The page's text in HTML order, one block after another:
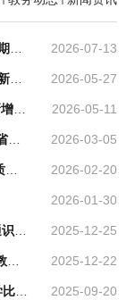
“江苏高校名师名课月月观摩”系列活动第四十一期在南京艺术学院成功举办 2026-07-13
再创佳绩｜我校陈静老师斩获省高校教师教学创新大赛特等奖并晋级国赛 2026-05-27
适应国家战略急需 探索未来产业赛道——南艺新增3个本科专业乐器智造全国首创 2026-05-11
我校2本教材入选2026年江苏普通高等教育本科省级规划教材名单 2026-03-05
我校2项课题获批2025 年江苏省高校“大学生素质教育类课程教学改革研究”专项课题立项 2026-02-20
2026-01-30
我校2项课题获批2025年江苏省高校“人工智能通识教育教学改革研究”专项课题立项 2025-12-25
我校课题获批2025年江苏省高校“高质量公共课教学改革研究”专项课题立项 2025-12-22
我校10件微课作品获2025年江苏省高校微课教学比赛奖项 2025-09-20